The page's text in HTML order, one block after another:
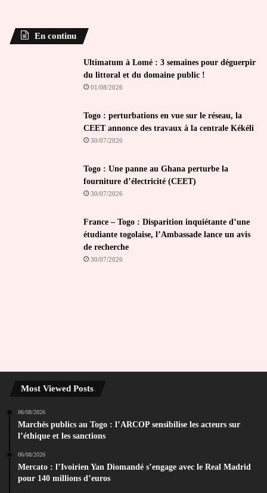
En continu
Ultimatum à Lomé : 3 semaines pour déguerpir
du littoral et du domaine public !
01/08/2026
Togo : perturbations en vue sur le réseau, la
CEET annonce des travaux à la centrale Kékéli
30/07/2026
Togo : Une panne au Ghana perturbe la
fourniture d’électricité (CEET)
30/07/2026
France – Togo : Disparition inquiétante d’une
étudiante togolaise, l’Ambassade lance un avis
de recherche
30/07/2026
Most Viewed Posts
06/08/2026
Marchés publics au Togo : l’ARCOP sensibilise les acteurs sur
l’éthique et les sanctions
06/08/2026
Mercato : l’Ivoirien Yan Diomandé s’engage avec le Real Madrid
pour 140 millions d’euros